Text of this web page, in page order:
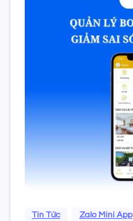
Tin Tức Zalo Mini App